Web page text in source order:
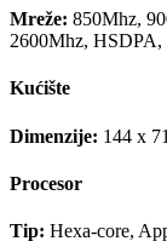
Mreže: 850Mhz,
2600Mhz, HSDPA,
Kućište
Dimenzije: 144 x
Procesor
Tip: Hexa-core,